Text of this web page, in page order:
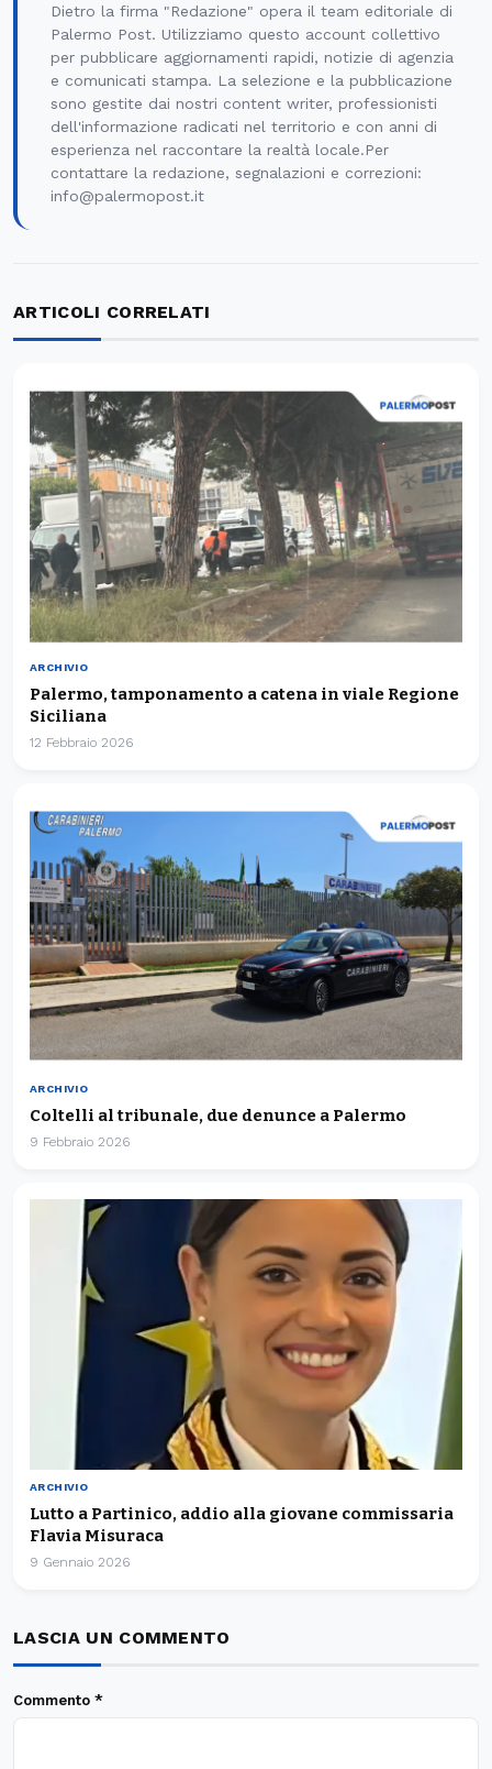
Dietro la firma "Redazione" opera il team editoriale di
Palermo Post. Utilizziamo questo account collettivo
per pubblicare aggiornamenti rapidi, notizie di agenzia
e comunicati stampa. La selezione e la pubblicazione
sono gestite dai nostri content writer, professionisti
dell'informazione radicati nel territorio e con anni di
esperienza nel raccontare la realtà locale.Per
contattare la redazione, segnalazioni e correzioni:
info@palermopost.it
ARTICOLI CORRELATI
ARCHIVIO
Palermo, tamponamento a catena in viale Regione
Siciliana
12 Febbraio 2026
ARCHIVIO
Coltelli al tribunale, due denunce a Palermo
9 Febbraio 2026
ARCHIVIO
Lutto a Partinico, addio alla giovane commissaria
Flavia Misuraca
9 Gennaio 2026
LASCIA UN COMMENTO
Commento *